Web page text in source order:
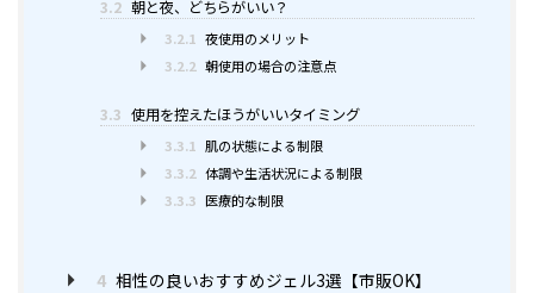
3.2 朝と夜、どちらがいい？
3.2.1 夜使用のメリット
3.2.2 朝使用の場合の注意点
3.3 使用を控えたほうがいいタイミング
3.3.1 肌の状態による制限
3.3.2 体調や生活状況による制限
3.3.3 医療的な制限
4 相性の良いおすすめジェル3選【市販OK】